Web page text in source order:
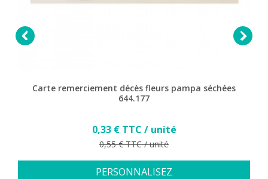

Carte remerciement décès fleurs pampa séchées
644.177
Prix
0,33 € TTC / unité
Prix de base
0,55 € TTC / unité
PERSONNALISEZ
